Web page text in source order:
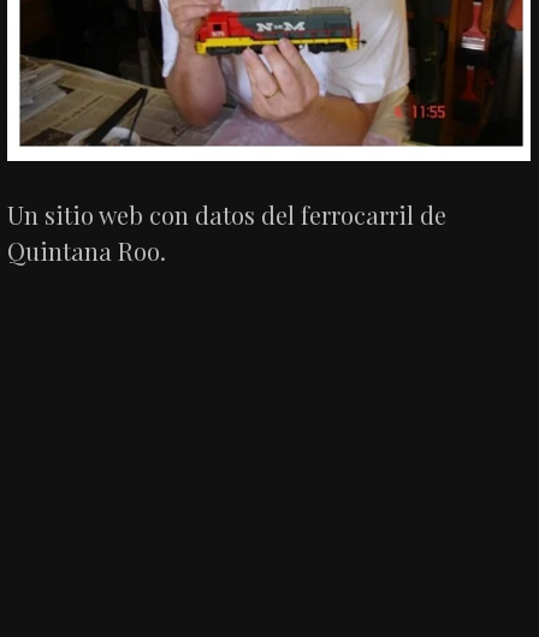
Un sitio web con datos del ferrocarril de
Quintana Roo.